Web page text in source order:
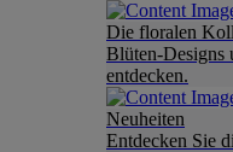
Die floralen
Blüten-Designs
entdecken.
Neuheiten
Entdecken Sie